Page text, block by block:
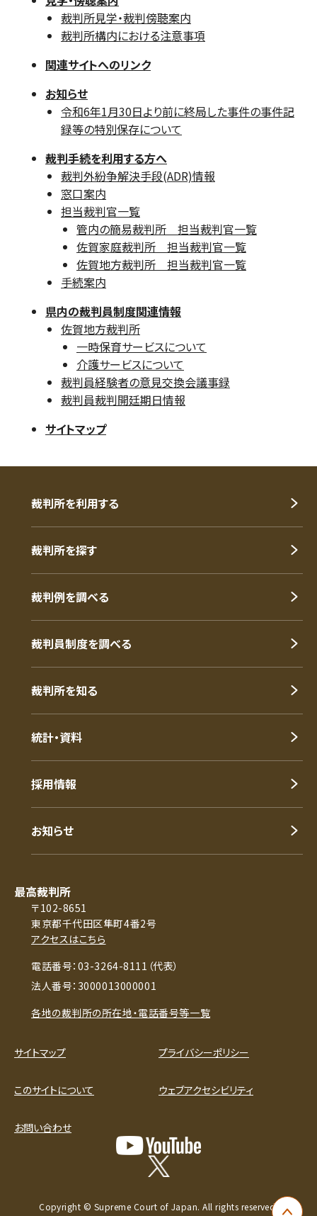
裁判所見学・裁判傍聴案内
裁判所構内における注意事項
関連サイトへのリンク
お知らせ
令和6年1月30日より前に終局した事件の事件記
録等の特別保存について
裁判手続を利用する方へ
裁判外紛争解決手段(ADR)情報
窓口案内
担当裁判官一覧
管内の簡易裁判所 担当裁判官一覧
佐賀家庭裁判所 担当裁判官一覧
佐賀地方裁判所 担当裁判官一覧
手続案内
県内の裁判員制度関連情報
佐賀地方裁判所
一時保育サービスについて
介護サービスについて
裁判員経験者の意見交換会議事録
裁判員裁判開廷期日情報
サイトマップ
裁判所を利用する
裁判所を探す
裁判例を調べる
裁判員制度を調べる
裁判所を知る
統計・資料
採用情報
お知らせ
最高裁判所
〒102-8651
東京都千代田区隼町4番2号
アクセスはこちら
電話番号：03-3264-8111（代表）
法人番号：3000013000001
各地の裁判所の所在地・電話番号等一覧
サイトマップ プライバシーポリシー
このサイトについて ウェブアクセシビリティ
お問い合わせ
Copyright © Supreme Court of Japan. All rights reserved.